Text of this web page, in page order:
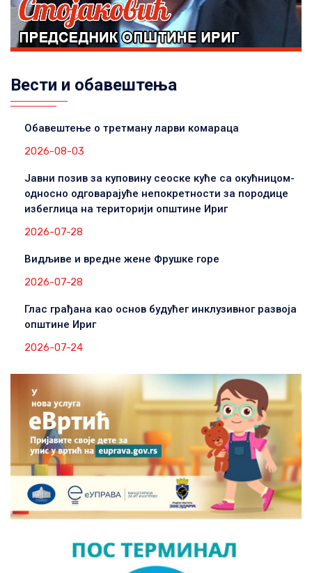
Вести и обавештења
Обавештење о третману ларви комараца
2026-08-03
Јавни позив за куповину сеоске куће са окућницом-
односно одговарајуће непокретности за породице
избеглица на територији општине Ириг
2026-07-28
Видљиве и вредне жене Фрушке горе
2026-07-28
Глас грађана као основ будућег инклузивног развоја
општине Ириг
2026-07-24